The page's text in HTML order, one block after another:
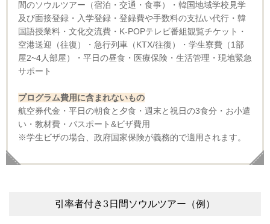
間のソウルツアー（宿泊・交通・食事）・韓国地域学校見学
及び面接登録・入学登録・登録費や手数料の支払い代行・韓
国語授業料・文化交流費・K-POPテレビ番組観覧チケット・
空港送迎（往復）・急行列車（KTX/往復）・学生寮費（1部
屋2~4人部屋）・平日の昼食・医療保険・生活管理・現地緊急
サポート
プログラム費用に含まれないもの
航空券代金・平日の朝食と夕食・週末と祝日の3食分・お小遣
い・教材費・パスポート&ビザ費用
※学生ビザの場合、政府国家保険が義務的で適用されます。
引率者付き3日間ソウルツアー（例）